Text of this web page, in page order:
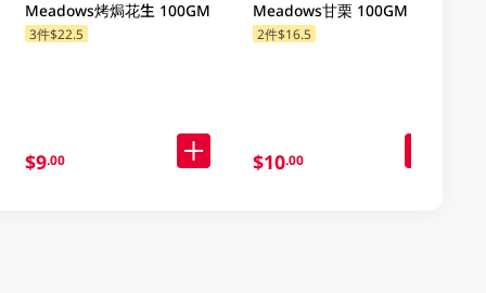
Meadows烤焗花生 100GM
3件$22.5
$9.00
Meadows甘栗 100GM
2件$16.5
$10.00